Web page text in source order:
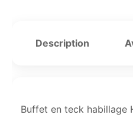
Description
Buffet en teck habillage